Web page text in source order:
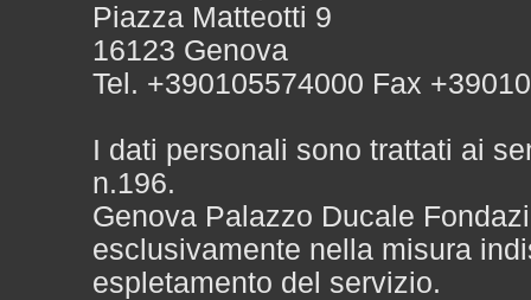
Piazza Matteotti 9
16123 Genova
Tel. +390105574000 Fax
I dati personali sono trattati ai
n.196.
Genova Palazzo Ducale
esclusivamente nella misura
espletamento del servizio.